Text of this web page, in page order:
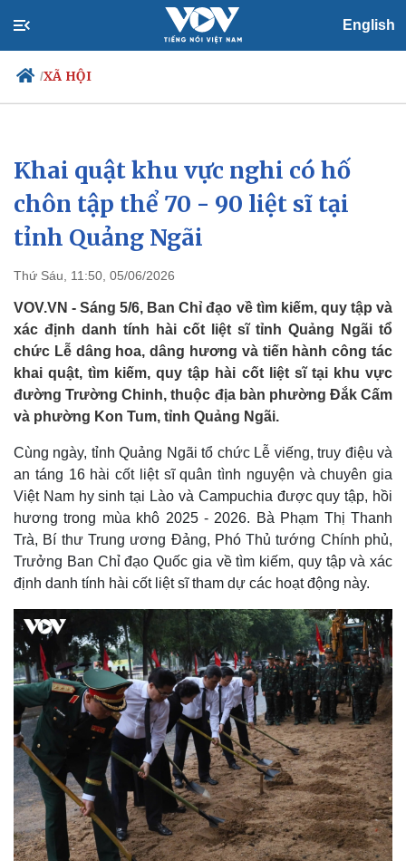
English
/XÃ HỘI
Chính trị
Đảng
Tổ chức nhân sự
Quốc hội
Nhận diện sự thật
Xã hội
Tin 24h
Dự báo thời tiết
Khai quật khu vực nghi có hố
chôn tập thể 70 - 90 liệt sĩ tại
tỉnh Quảng Ngãi
Thứ Sáu, 11:50, 05/06/2026
VOV.VN - Sáng 5/6, Ban Chỉ đạo về tìm kiếm, quy tập và
xác định danh tính hài cốt liệt sĩ tỉnh Quảng Ngãi tổ
chức Lễ dâng hoa, dâng hương và tiến hành công tác
khai quật, tìm kiếm, quy tập hài cốt liệt sĩ tại khu vực
đường Trường Chinh, thuộc địa bàn phường Đắk Cấm
và phường Kon Tum, tỉnh Quảng Ngãi.
Cùng ngày, tỉnh Quảng Ngãi tổ chức Lễ viếng, truy điệu và
an táng 16 hài cốt liệt sĩ quân tình nguyện và chuyên gia
Việt Nam hy sinh tại Lào và Campuchia được quy tập, hồi
hương trong mùa khô 2025 - 2026. Bà Phạm Thị Thanh
Trà, Bí thư Trung ương Đảng, Phó Thủ tướng Chính phủ,
Trưởng Ban Chỉ đạo Quốc gia về tìm kiếm, quy tập và xác
định danh tính hài cốt liệt sĩ tham dự các hoạt động này.